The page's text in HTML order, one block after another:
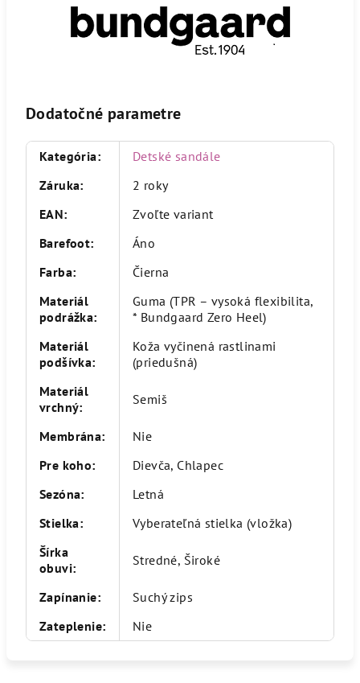
Dodatočné parametre
Kategória:
Detské sandále
Záruka:
2 roky
EAN:
Zvoľte variant
Barefoot:
Áno
Farba:
Čierna
Materiál
podrážka:
Guma (TPR – vysoká flexibilita,
* Bundgaard Zero Heel)
Materiál
podšívka:
Koža vyčinená rastlinami
(priedušná)
Materiál
vrchný: Semiš
Membrána:
Nie
Pre koho:
Dievča, Chlapec
Sezóna:
Letná
Stielka:
Vyberateľná stielka (vložka)
Šírka
obuvi: Stredné, Široké
Zapínanie:
Suchý zips
Zateplenie: Nie